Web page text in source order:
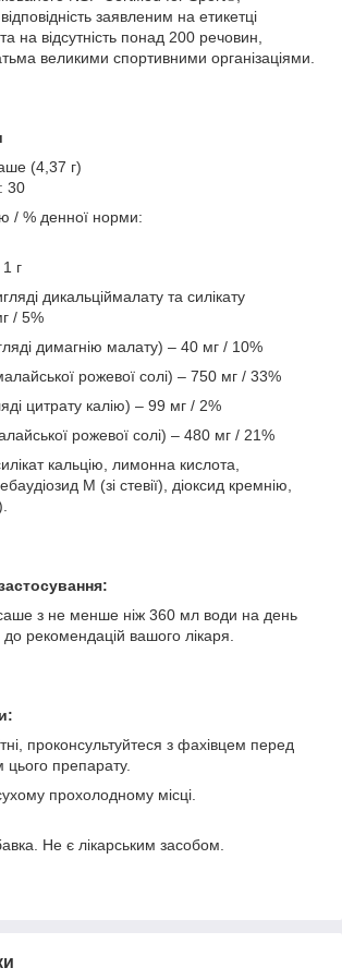
заявленим на етикетці
на відсутність понад 200 речовин,
великими спортивними організаціями.
(4,37 г)
30
/ % денної норми:
г
дикальціймалату та силікату
/ 5%
димагнію малату) – 40 мг / 10%
рожевої солі) – 750 мг / 33%
цитрату калію) – 99 мг / 2%
рожевої солі) – 480 мг / 21%
кальцію, лимонна кислота,
М (зі стевії), діоксид кремнію,
з не менше ніж 360 мл води на день
до рекомендацій вашого лікаря.
проконсультуйтеся з фахівцем перед
цього препарату.
прохолодному місці.
Не є лікарським засобом.